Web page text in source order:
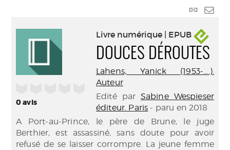
Lien
0avis
Livre numérique | EPUB
DOUCES DÉROUTES
Lahens, Yanick (1953-....).
Auteur
Edité par Sabine Wespieser
éditeur. Paris - paru en 2018
A Port-au-Prince, le père de Brune, le juge
Berthier, est assassiné, sans doute pour avoir
refusé de se laisser corrompre. La jeune femme